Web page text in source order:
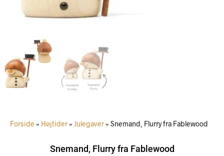
Forside » Højtider » Julegaver » Snemand, Flurry fra Fablewood
Snemand, Flurry fra Fablewood